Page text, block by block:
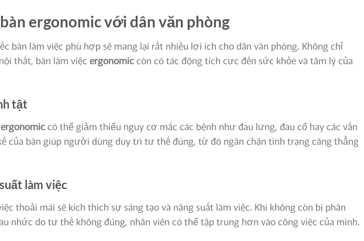
ergonomic với dân văn phòng
bàn làm việc phù hợp sẽ mang lại rất nhiều lợi ích cho dân văn phòng. Không chỉ
thất, bàn làm việc ergonomiccòn có tác động tích cực đến sức khỏe và tâm lý của
tật
ergonomiccó thể giảm thiểu nguy cơ mắc các bệnh như đau lưng, đau cổ hay các vấn
của bàn giúp người dùng duy trì tư thế đúng, từ đó ngăn chặn tình trạng căng thẳng
làm việc
thoải mái sẽ kích thích sự sáng tạo và năng suất làm việc. Khi không còn bị phân
nhức do tư thế không đúng, nhân viên có thể tập trung hơn vào công việc của mình.